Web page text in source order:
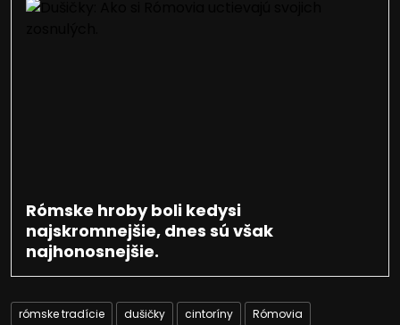
Rómske hroby boli kedysi
najskromnejšie, dnes sú však
najhonosnejšie.
rómske tradície dušičky cintoríny Rómovia